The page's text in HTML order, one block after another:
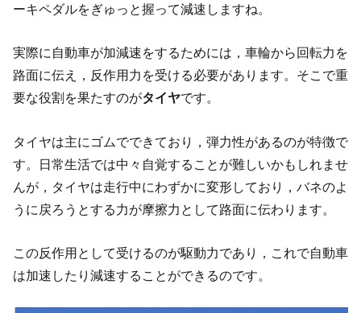
ーキペダルをぎゅっと握って減速しますね。
実際に自動車が加減速をするためには，車輪から回転力を
路面に伝え，反作用力を受ける必要があります。そこで重
要な役割を果たすのがタイヤです。
タイヤは主にゴムでできており，弾力性があるのが特徴で
す。日常生活では中々自覚することが難しいかもしれませ
んが，タイヤは走行中にわずかに変形しており，バネのよ
うに戻ろうとする力が摩擦力として路面に伝わります。
この反作用として受けるのが駆動力であり，これで自動車
は加速したり減速することができるのです。